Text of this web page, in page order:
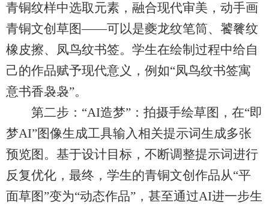
青铜纹样中选取元素，融合现代审美，动手画
青铜文创草图——可以是夔龙纹笔筒、饕餮纹
橡皮擦、凤鸟纹书签。学生在绘制过程中给自
己的作品赋予现代意义，例如“凤鸟纹书签寓
意书香袅袅”。
第二步：“AI造梦”：拍摄手绘草图，在“即
梦AI”图像生成工具输入相关提示词生成多张
预览图。基于设计目标，不断调整提示词进行
反复优化，最终，学生的青铜文创作品从“平
面草图”变为“动态作品”，甚至通过AI进一步生